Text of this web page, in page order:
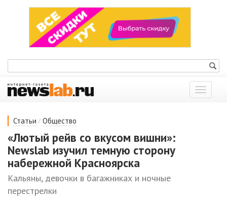
Показать
меню
Статьи / Общество
«Лютый рейв со вкусом вишни»:
Newslab изучил темную сторону
набережной Красноярска
Кальяны, девочки в багажниках и ночные
перестрелки